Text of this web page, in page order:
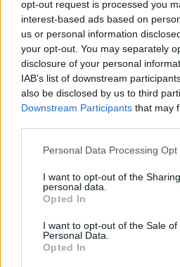
opt-out request is processed you
interest-based ads based on
us or personal information
your opt-out. You may separately
disclosure of your personal
IAB’s list of downstream
also be disclosed by us to third
Downstream Participants that may
Personal Data Processing Opt
I want to opt-out of the
personal data.
Opted In
I want to opt-out of the Sale of
Personal Data.
Opted In
Trouver des vinyles et des CD
Trouver un instrument de
meilleur prix sur
Paroles + Traduction
Commentaires
Paroles + Traduction
Commentaires
Dire «merci» pour cette